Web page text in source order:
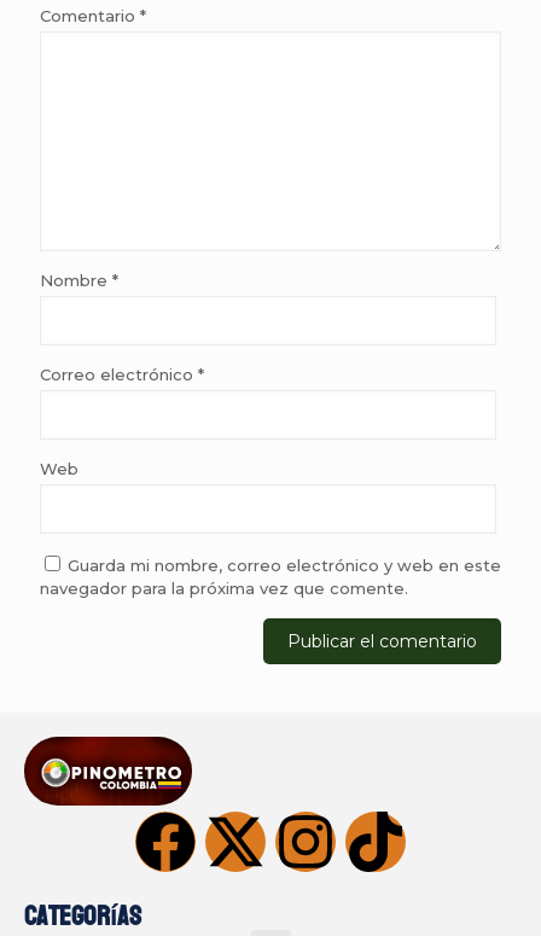
Comentario *
Nombre *
Correo electrónico *
Web
Guarda mi nombre, correo electrónico y web en este
navegador para la próxima vez que comente.
Categorías